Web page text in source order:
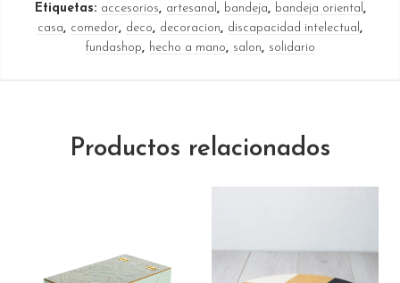
Etiquetas: accesorios, artesanal , bandeja, bandeja oriental ,
casa, comedor, deco, decoracion, discapacidad intelectual ,
fundashop, hecho a mano, salon, solidario
Productos relacionados